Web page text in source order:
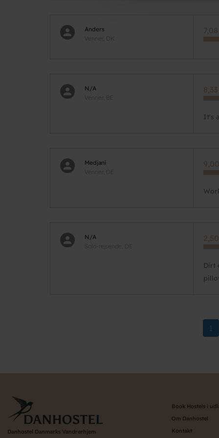
Anders
Venner, DK
N/A
Venner, BE
It's
Medjani
Venner, DE
N/A
Solo-rejsende, DE
Dirt
1
Danhostel Danmarks Vandrerhjem
Book Hostels i
Om Danhostel
Kontakt